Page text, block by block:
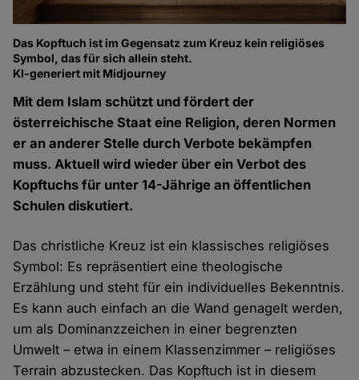
Das Kopftuch ist im Gegensatz zum Kreuz kein religiöses
Symbol, das für sich allein steht.
KI-generiert mit Midjourney
Mit dem Islam schützt und fördert der
österreichische Staat eine Religion, deren Normen
er an anderer Stelle durch Verbote bekämpfen
muss. Aktuell wird wieder über ein Verbot des
Kopftuchs für unter 14-Jährige an öffentlichen
Schulen diskutiert.
Das christliche Kreuz ist ein klassisches religiöses
Symbol: Es repräsentiert eine theologische
Erzählung und steht für ein individuelles Bekenntnis.
Es kann auch einfach an die Wand genagelt werden,
um als Dominanzzeichen in einer begrenzten
Umwelt – etwa in einem Klassenzimmer – religiöses
Terrain abzustecken. Das Kopftuch ist in diesem